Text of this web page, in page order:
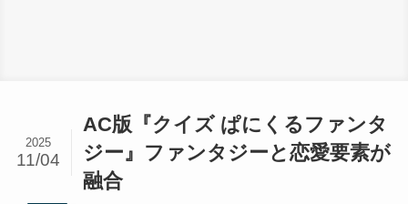
AC版『クイズ ぱにくるファンタ
ジー』ファンタジーと恋愛要素が
融合
2025
11/04